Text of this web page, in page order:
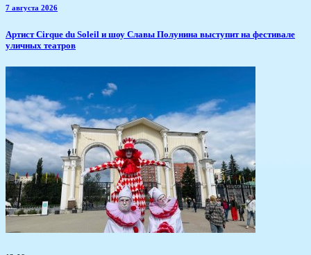
7 августа 2026
Артист Cirque du Soleil и шоу Славы Полунина выступит на фестивале
уличных театров